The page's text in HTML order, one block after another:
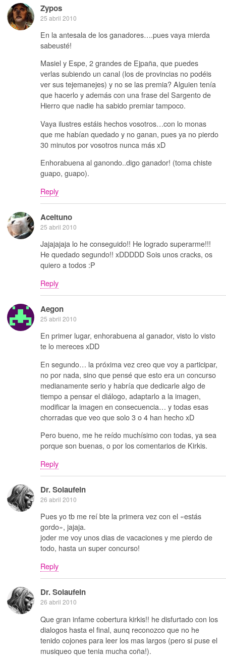
Zypos
25 abril 2010
En la antesala de los ganadores….pues vaya mierda
sabeusté!
Masiel y Espe, 2 grandes de Ejpaña, que puedes
verlas subiendo un canal (los de provincias no podéis
ver sus tejemanejes) y no se las premia? Alguien tenía
que hacerlo y además con una frase del Sargento de
Hierro que nadie ha sabido premiar tampoco.
Vaya ilustres estáis hechos vosotros…con lo monas
que me habían quedado y no ganan, pues ya no pierdo
30 minutos por vosotros nunca más xD
Enhorabuena al ganondo..digo ganador! (toma chiste
guapo, guapo).
Reply
Aceituno
25 abril 2010
Jajajajaja lo he conseguido!! He logrado superarme!!!
He quedado segundo!! xDDDDD Sois unos cracks, os
quiero a todos :P
Reply
Aegon
25 abril 2010
En primer lugar, enhorabuena al ganador, visto lo visto
te lo mereces xDD
En segundo… la próxima vez creo que voy a participar,
no por nada, sino que pensé que esto era un concurso
medianamente serio y habría que dedicarle algo de
tiempo a pensar el diálogo, adaptarlo a la imagen,
modificar la imagen en consecuencia… y todas esas
chorradas que veo que solo 3 o 4 han hecho xD
Pero bueno, me he reído muchísimo con todas, ya sea
porque son buenas, o por los comentarios de Kirkis.
Reply
Dr. Solaufein
26 abril 2010
Pues yo tb me reí bte la primera vez con el «estás
gordo», jajaja.
joder me voy unos dias de vacaciones y me pierdo de
todo, hasta un super concurso!
Reply
Dr. Solaufein
26 abril 2010
Que gran infame cobertura kirkis!! he disfurtado con los
dialogos hasta el final, aunq reconozco que no he
tenido cojones para leer los mas largos (pero si puse el
musiqueo que tenia mucha coña!).